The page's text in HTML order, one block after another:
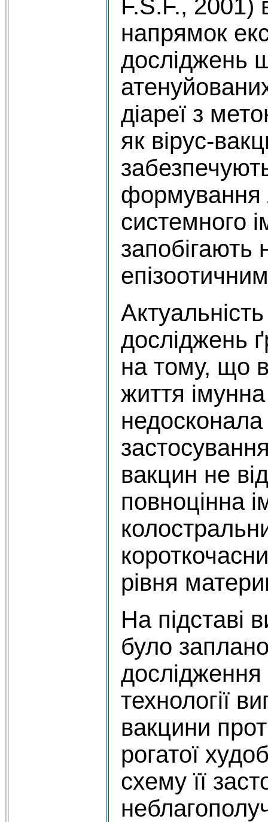
F.S.F., 2001)
напрямок
досліджень
діареї з
як вірус-
формування
системного
запобігають
досліджень
на тому, що
життя
недосконала
вакцин не
повноцінна
рівня
На підставі
було
дослідження
технології
вакцини
рогатої
схему її